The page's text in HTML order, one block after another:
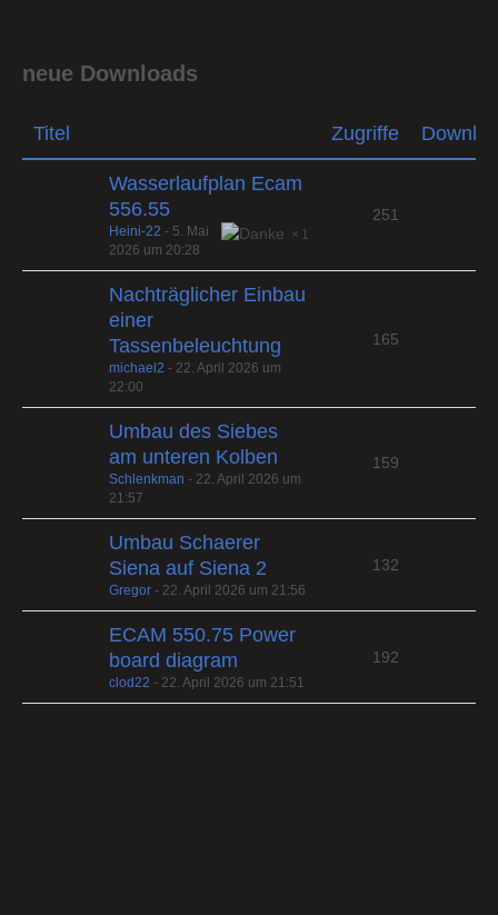
neue Downloads
Titel Zugriffe
Wasserlaufplan Ecam
556.55
1
Heini-22 - 5. Mai
2026 um 20:28
251
Nachträglicher Einbau
einer
Tassenbeleuchtung
michael2 - 22. April 2026 um
22:00
165
Umbau des Siebes
am unteren Kolben
Schlenkman - 22. April 2026 um
21:57
159
Umbau Schaerer
Siena auf Siena 2
Gregor - 22. April 2026 um 21:56
132
ECAM 550.75 Power
board diagram
clod22 - 22. April 2026 um 21:51
192